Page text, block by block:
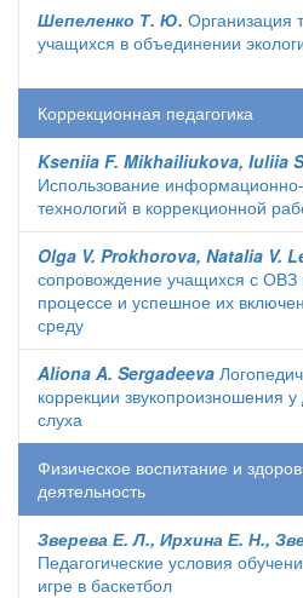
Шепеленко Т. Ю. Организация
учащихся в объединении
Коррекционная педагогика
Kseniia F. Mikhailiukova, Iuliia
Использование
технологий в коррекционной
Olga V. Prokhorova, Natalia V.
сопровождение учащихся с ОВЗ
процессе и успешное их
среду
Aliona A. Sergadeeva
коррекции звукопроизношения
слуха
Физическое воспитание и
деятельность
Зверева Е. Л., Ирхина Е. Н.,
Педагогические условия
игре в баскетбол